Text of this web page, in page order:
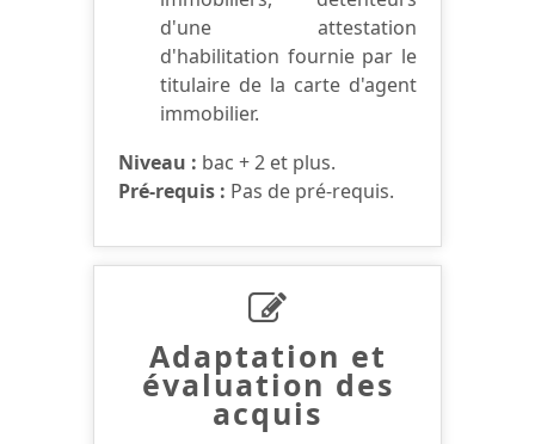
d'une attestation
d'habilitation fournie par le
titulaire de la carte d'agent
immobilier.
Niveau : bac + 2 et plus.
Pré-requis : Pas de pré-requis.
Adaptation et
évaluation des
acquis